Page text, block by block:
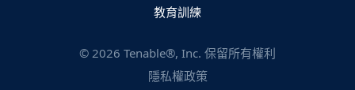
教育訓練
© 2026 Tenable®, Inc. 保留所有權利
隱私權政策